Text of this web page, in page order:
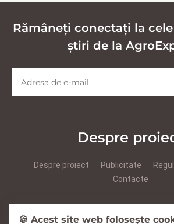
Rămâneți conectați la
știri de la
Despre
Despre proiect Publicitate
Contacte
🍪 Acest site web folosește